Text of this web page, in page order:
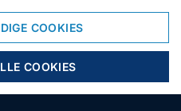
COOKIES
COOKIES